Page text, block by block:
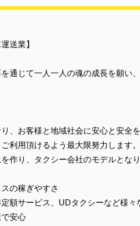
送業】
通じて一人一人の魂の成長を願い
、お客様と地域社会に安心と安全を
利用頂けるよう最大限努力します。
作り、タクシー会社のモデルとなり
の稼ぎやすさ
額サービス、UDタクシーなど様々
安心